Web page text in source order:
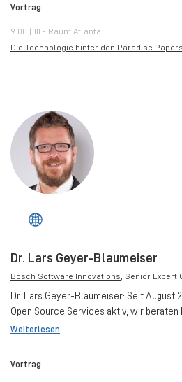
Vortrag
9:00 | III - Raum Atlanta
Die Technologie hinter den Paradise Papers
Dr. Lars Geyer-Blaumeiser
Bosch Software Innovations, Senior Expert
Dr. Lars Geyer-Blaumeiser: Seit August
Open Source Services aktiv, wir beraten
Weiterlesen
Vortrag